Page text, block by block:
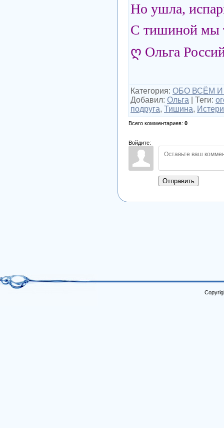
Но ушла,
С тишиной мы
ღ Ольга
Категория: ОБО ВСЁМ
Добавил: Ольга Теги:
подруга, Тишина,
Всего комментариев: 0
Войдите:
Отправить